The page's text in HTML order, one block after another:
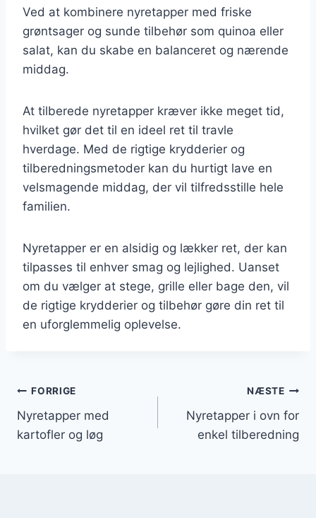
Ved at kombinere nyretapper med friske
grøntsager og sunde tilbehør som quinoa eller
salat, kan du skabe en balanceret og nærende
middag.
At tilberede nyretapper kræver ikke meget tid,
hvilket gør det til en ideel ret til travle
hverdage. Med de rigtige krydderier og
tilberedningsmetoder kan du hurtigt lave en
velsmagende middag, der vil tilfredsstille hele
familien.
Nyretapper er en alsidig og lækker ret, der kan
tilpasses til enhver smag og lejlighed. Uanset
om du vælger at stege, grille eller bage den, vil
de rigtige krydderier og tilbehør gøre din ret til
en uforglemmelig oplevelse.
Indlægsnavigation
FORRIGE
Nyretapper med
kartofler og løg
NÆSTE
Nyretapper i ovn for
enkel tilberedning